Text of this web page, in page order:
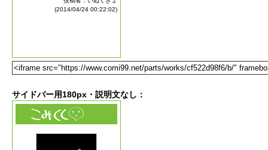
サイドバー用180px・説明文なし：